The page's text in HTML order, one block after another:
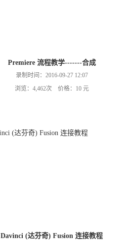
Premiere 流程教学-------合成
录制时间：2016-09-27 12:07
浏览：4,462次 价格：10 元
Davinci (达芬奇) Fusion 连接教程